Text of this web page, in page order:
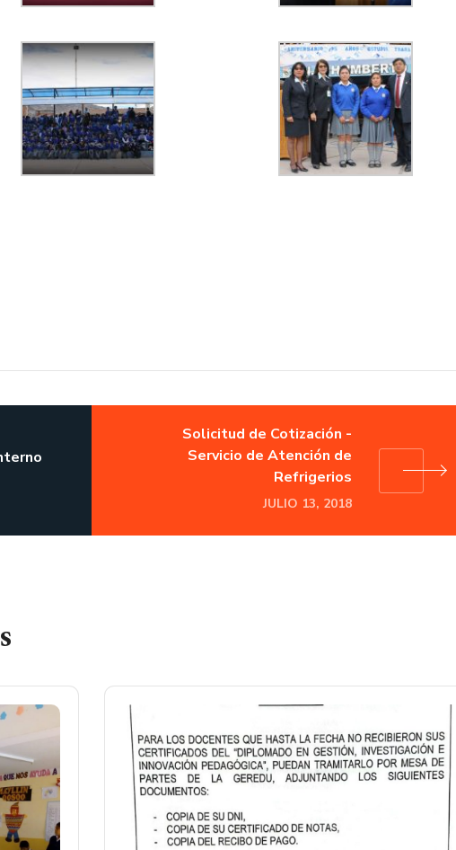
Solicitud de Cotización -
Servicio de Atención de
Refrigerios
JULIO 13, 2018